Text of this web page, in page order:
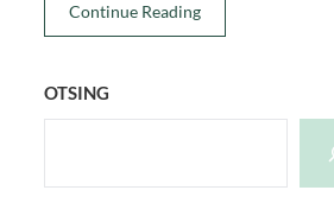
Continue Reading
OTSING